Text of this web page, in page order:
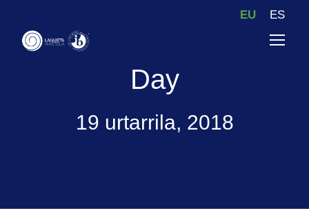
EU ES
Day
19 urtarrila, 2018